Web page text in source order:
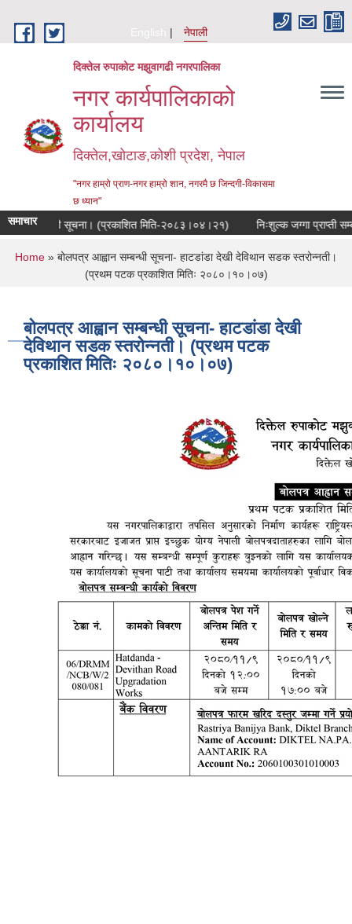
English
नेपाली
दिक्तेल रुपाकोट मझुवागढी नगरपालिका
नगर कार्यपालिकाको
कार्यालय
दिक्तेल,खोटाङ,कोशी प्रदेश, नेपाल
"नगर हाम्रो प्राण-नगर हाम्रो शान, नगरमै छ जिन्दगी-विकासमा
छ ध्यान"
समाचार
सम्बन्धी सूचना। (प्रकाशित मिति-२०८३।०४।२१) निःशुल्क जग्गा प्राप्ती
You are here
Home » बोलपत्र आह्वान सम्बन्धी सूचना- हाटडांडा देखी देविथान सडक स्तरोन्नती।
(प्रथम पटक प्रकाशित मितिः २०८०।१०।०७)
बोलपत्र आह्वान सम्बन्धी सूचना- हाटडांडा देखी
देविथान सडक स्तरोन्नती। (प्रथम पटक
प्रकाशित मितिः २०८०।१०।०७)